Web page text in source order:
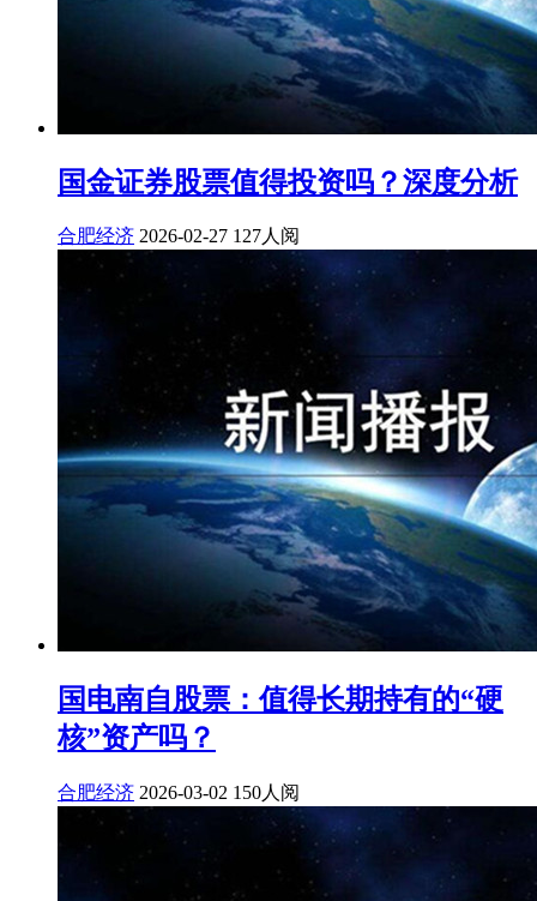
国金证券股票值得投资吗？深度分析
合肥经济 2026-02-27 127人阅
国电南自股票：值得长期持有的“硬
核”资产吗？
合肥经济 2026-03-02 150人阅